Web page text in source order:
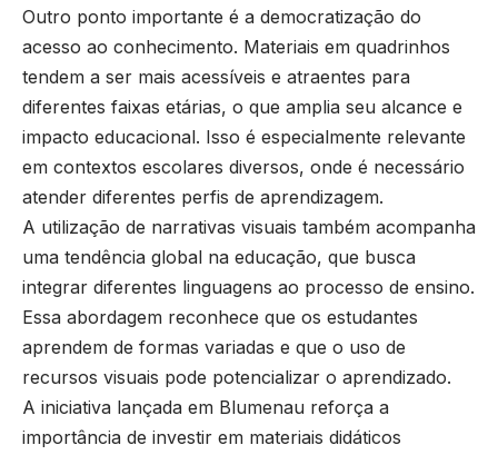
Outro ponto importante é a democratização do
acesso ao conhecimento. Materiais em quadrinhos
tendem a ser mais acessíveis e atraentes para
diferentes faixas etárias, o que amplia seu alcance e
impacto educacional. Isso é especialmente relevante
em contextos escolares diversos, onde é necessário
atender diferentes perfis de aprendizagem.
A utilização de narrativas visuais também acompanha
uma tendência global na educação, que busca
integrar diferentes linguagens ao processo de ensino.
Essa abordagem reconhece que os estudantes
aprendem de formas variadas e que o uso de
recursos visuais pode potencializar o aprendizado.
A iniciativa lançada em Blumenau reforça a
importância de investir em materiais didáticos